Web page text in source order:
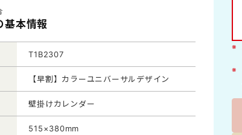
本情報
T1B2307
【早割】カラーユニバーサルデザイン
壁掛けカレンダー
515×380mm